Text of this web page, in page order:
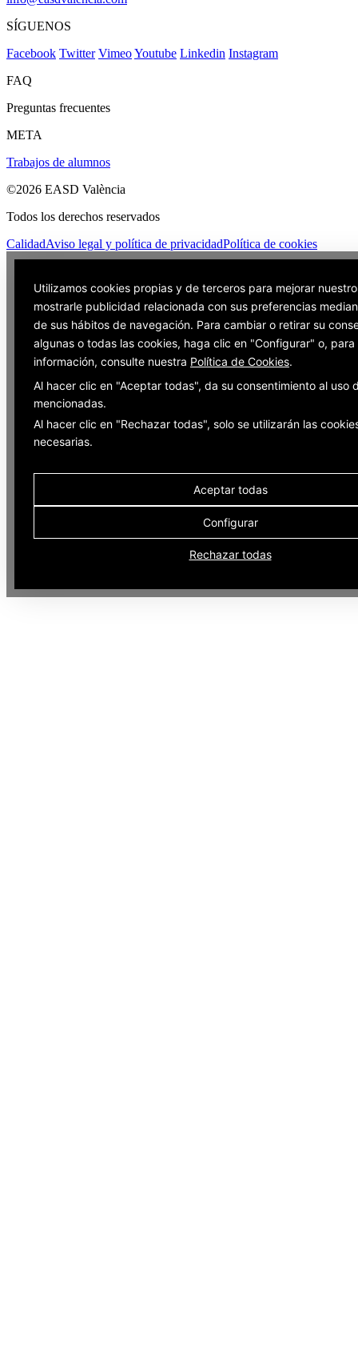
SÍGUENOS
Facebook Twitter VimeoYoutube Linkedin Instagram
FAQ
Preguntas frecuentes
META
Trabajos de alumnos
©2026 EASD València
Todos los derechos reservados
CalidadAviso legal y política de privacidadPolítica de cookies
Utilizamos cookies propias y de terceros para mejorar
mostrarle publicidad relacionada con sus preferencias
de sus hábitos de navegación. Para cambiar o retirar su
algunas o todas las cookies, haga clic en "Configurar" o, para
información, consulte nuestra Política de Cookies.
Al hacer clic en "Aceptar todas", da su consentimiento al uso
mencionadas.
Al hacer clic en "Rechazar todas", solo se utilizarán las
necesarias.
Aceptar todas
Configurar
Rechazar todas